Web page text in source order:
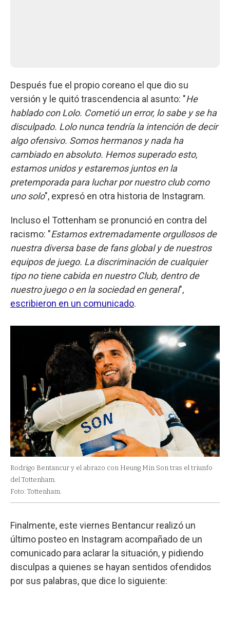
Después fue el propio coreano el que dio su
versión y le quitó trascendencia al asunto: "He
hablado con Lolo. Cometió un error, lo sabe y se ha
disculpado. Lolo nunca tendría la intención de decir
algo ofensivo. Somos hermanos y nada ha
cambiado en absoluto. Hemos superado esto,
estamos unidos y estaremos juntos en la
pretemporada para luchar por nuestro club como
uno solo", expresó en otra historia de Instagram.
Incluso el Tottenham se pronunció en contra del
racismo: "Estamos extremadamente orgullosos de
nuestra diversa base de fans global y de nuestros
equipos de juego. La discriminación de cualquier
tipo no tiene cabida en nuestro Club, dentro de
nuestro juego o en la sociedad en general",
escribieron en un comunicado.
Rodrigo Bentancur y el abrazo con Heung Min Son tras el triunfo
del Tottenham.
Foto: Tottenham.
Finalmente, este viernes Bentancur realizó un
último posteo en Instagram acompañado de un
comunicado para aclarar la situación, y pidiendo
disculpas a quienes se hayan sentidos ofendidos
por sus palabras, que dice lo siguiente: